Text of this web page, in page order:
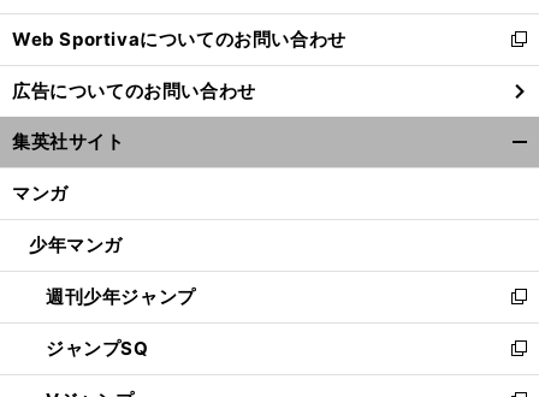
開
く
Web Sportivaについてのお問い合わせ
新
し
い
ウ
ィ
ン
ウ
開
く
広告についてのお問い合わせ
集英社サイト
マンガ
少年マンガ
週刊少年ジャンプ
新
し
い
ウ
ジャンプSQ
新
し